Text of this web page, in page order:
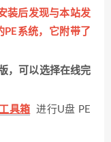
装后发现与本站发
系统，它附带了
，可以选择在线完
具箱
进行U盘 PE